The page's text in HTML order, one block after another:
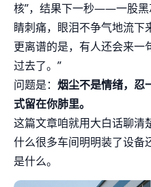
核”，结果下一秒——一股黑
睛刺痛，眼泪不争气地流下
更离谱的是，有人还会来一
过去了。”
问题是： 烟尘不是情绪，忍
式留在你肺里。
这篇文章咱就用大白话聊清
什么很多车间明明装了设备
是什么。